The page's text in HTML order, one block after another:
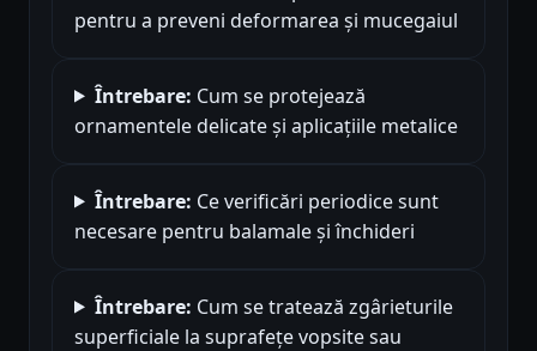
pentru a preveni deformarea şi mucegaiul
Întrebare: Cum se protejează
ornamentele delicate şi aplicaţiile metalice
Întrebare: Ce verificări periodice sunt
necesare pentru balamale şi închideri
Întrebare: Cum se tratează zgârieturile
superficiale la suprafeţe vopsite sau